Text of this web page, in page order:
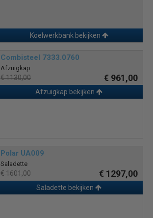
Koelwerkbank bekijken
Combisteel 7333.0760
Afzuigkap
€ 1130,00 € 961,00
Afzuigkap bekijken
Polar UA009
Saladette
€ 1601,00 € 1297,00
Saladette bekijken